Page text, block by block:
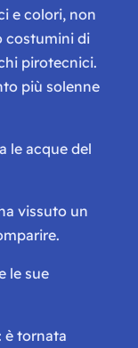
e colori, non
costumini di
pirotecnici.
più solenne
le acque del
vissuto un
le sue
è tornata